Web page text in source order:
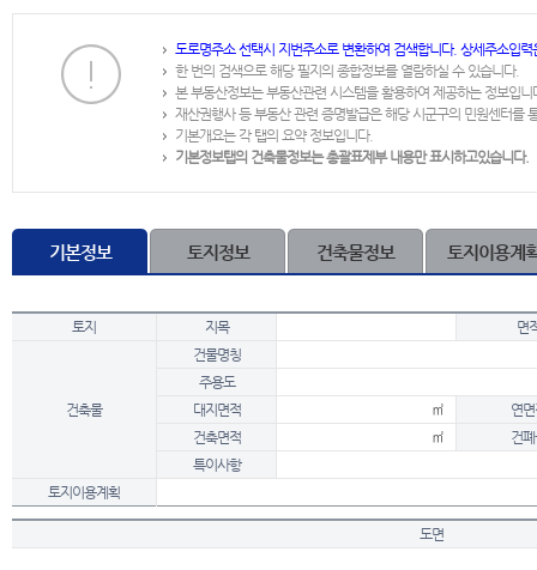
도로명주소 선택시 지번주소로 변환하여 검색합니다. 상세주소입
한 번의 검색으로 해당 필지의 종합정보를 열람하실 수 있습니다.
본 부동산정보는 부동산관련 시스템을 활용하여 제공하는 정보입니
재산권행사 등 부동산 관련 증명발급은 해당 시군구의 민원센터를
기본개요는 각 탭의 요약 정보입니다.
기본정보탭의 건축물정보는 총괄표제부 내용만 표시하고있습니다.
기본정보 토지정보 건축물정보 토지이용계
토지 지목 면
건축물
건물명칭
주용도
대지면적
㎡
연
건축면적
㎡
건
특이사항
토지이용계획
도면